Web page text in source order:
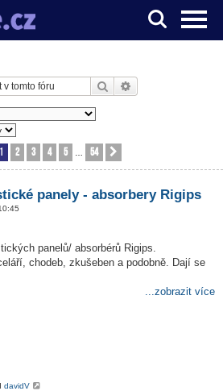
zvuku
Hledat
1z 54
1 2 3 4 5 54
panely - absorbery Rigips
panelů/ absorbérů Rigips.
chodeb, zkušeben a podobně. Dají se
...zobrazit více
davidV